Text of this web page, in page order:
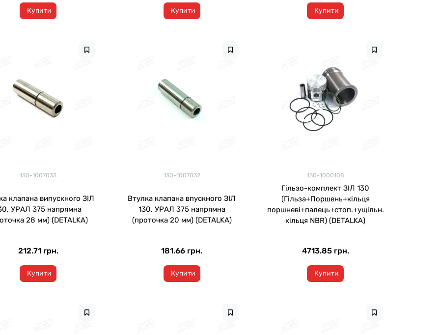
Купити Купити Купити
130-1007033
клапана випускного ЗІЛ
УРАЛ 375 напрямна
28 мм) (DETALKA)
212.71 грн.
Купити
130-1007032
Втулка клапана впускного ЗІЛ
130, УРАЛ 375 напрямна
(проточка 20 мм) (DETALKA)
181.66 грн.
Купити
130-1000108
Гільзо-комплект ЗІЛ 130
(Гільза+Поршень+кільця
поршневі+палець+стоп.+ущільн.
кільця NBR) (DETALKA)
4713.85 грн.
Купити